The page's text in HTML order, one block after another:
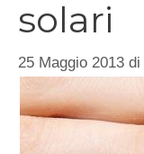
solari
25 Maggio 2013 di